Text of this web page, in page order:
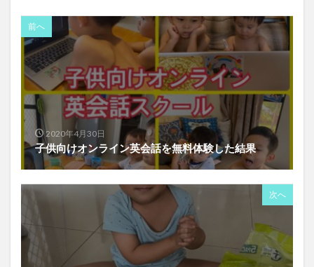
前へ
2020年4月30日
子供向けオンライン英会話を無料体験した結果
次へ